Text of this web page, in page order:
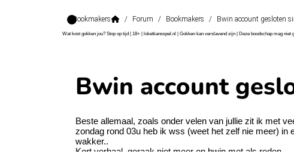
Bookmakers / Forum / Bookmakers / Bwin account gesloten
Wat kost gokken jou? Stop op tijd | 18+ | loketkansspel.nl | Gokken kan verslavend zijn | Deze boodschap mag
Bwin account
Beste allemaal, zoals onder velen van jullie zit ik met
zondag rond 03u heb ik wss (weet het zelf nie meer)
wakker..
Kort verhaal, geraak niet meer op bwin met als reden